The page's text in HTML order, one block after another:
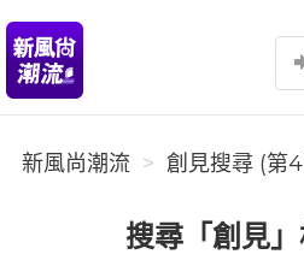
新風尚潮流
新風尚潮流 創見搜尋 (第
搜尋「創見